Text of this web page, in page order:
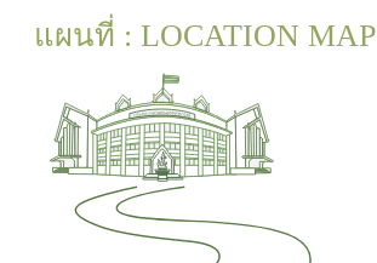
แผนที่ : LOCATION MAP